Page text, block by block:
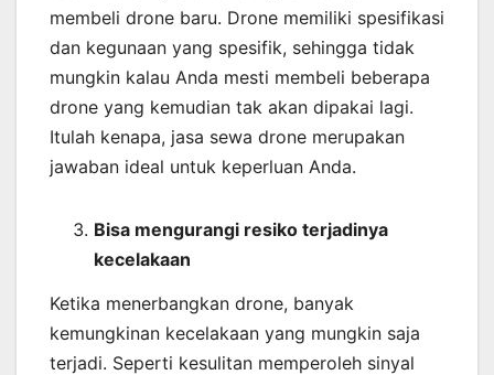
membeli drone baru. Drone memiliki spesifikasi
dan kegunaan yang spesifik, sehingga tidak
mungkin kalau Anda mesti membeli beberapa
drone yang kemudian tak akan dipakai lagi.
Itulah kenapa, jasa sewa drone merupakan
jawaban ideal untuk keperluan Anda.
Bisa mengurangi resiko terjadinya
kecelakaan
Ketika menerbangkan drone, banyak
kemungkinan kecelakaan yang mungkin saja
terjadi. Seperti kesulitan memperoleh sinyal